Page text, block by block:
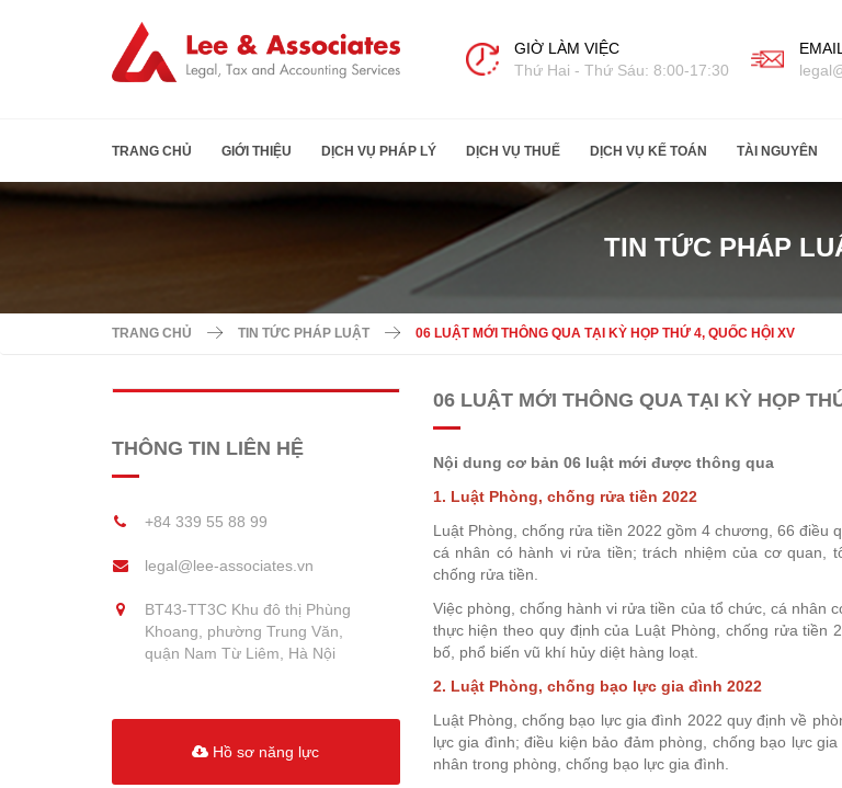
EMAIL
GIỜ LÀM VIỆC
Thứ Hai - Thứ Sáu: 8:00-17:30
TRANG CHỦ GIỚI THIỆU DỊCH VỤ PHÁP LÝ DỊCH VỤ THUẾ DỊCH VỤ KẾ TOÁN TÀI NGUYÊN
TIN TỨC PHÁP
TRANG CHỦ TIN TỨC PHÁP LUẬT 06 LUẬT MỚI THÔNG QUA TẠI KỲ HỌP THỨ 4, QUỐC HỘI XV
06 LUẬT MỚI THÔNG QUA TẠI KỲ HỌP
Nội dung cơ bản 06 luật mới được thông qua
1. Luật Phòng, chống rửa tiền 2022
Luật Phòng, chống rửa tiền 2022 gồm 4 chương, 66 điều
cá nhân có hành vi rửa tiền; trách nhiệm của cơ quan,
chống rửa tiền.
Việc phòng, chống hành vi rửa tiền của tổ chức, cá nhân
thực hiện theo quy định của Luật Phòng, chống rửa tiền
bố, phổ biến vũ khí hủy diệt hàng loạt.
2. Luật Phòng, chống bạo lực gia đình 2022
Luật Phòng, chống bạo lực gia đình 2022 quy định về
lực gia đình; điều kiện bảo đảm phòng, chống bạo lực
nhân trong phòng, chống bạo lực gia đình.
THÔNG TIN LIÊN HỆ
+84 339 55 88 99
legal@lee-associates.vn
BT43-TT3C Khu đô thị Phùng
Khoang, phường Trung Văn,
quận Nam Từ Liêm, Hà Nội
Hồ sơ năng lực